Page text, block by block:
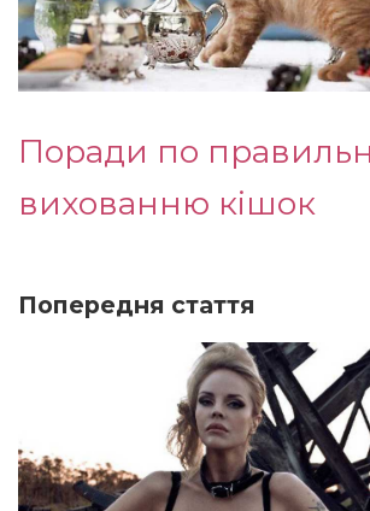
Поради по
вихованню кішок
Попередня стаття